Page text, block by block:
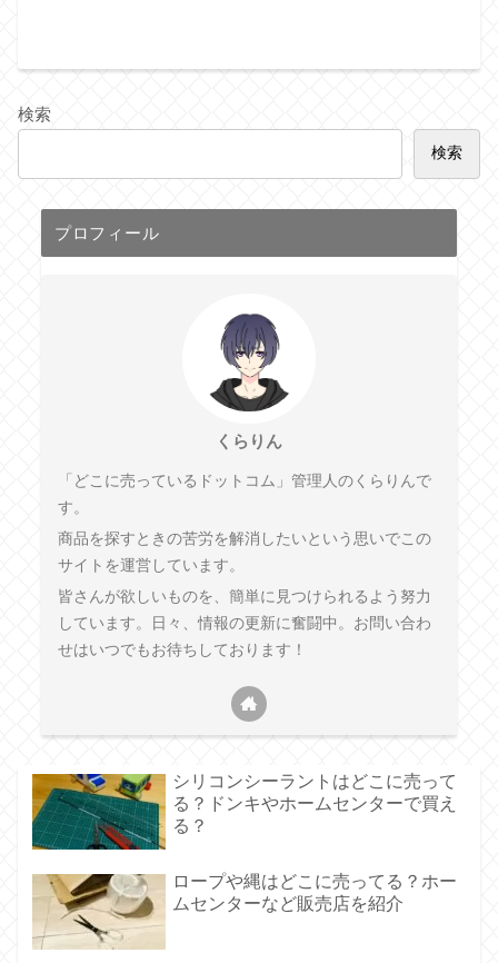
検索
検索
プロフィール
くらりん
「どこに売っているドットコム」管理人のくらりんで
す。
商品を探すときの苦労を解消したいという思いでこの
サイトを運営しています。
皆さんが欲しいものを、簡単に見つけられるよう努力
しています。日々、情報の更新に奮闘中。お問い合わ
せはいつでもお待ちしております！
シリコンシーラントはどこに売って
る？ドンキやホームセンターで買え
る？
ロープや縄はどこに売ってる？ホー
ムセンターなど販売店を紹介